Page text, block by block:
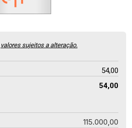
valores sujeitos a alteração.
54,00
54,00
115.000,00